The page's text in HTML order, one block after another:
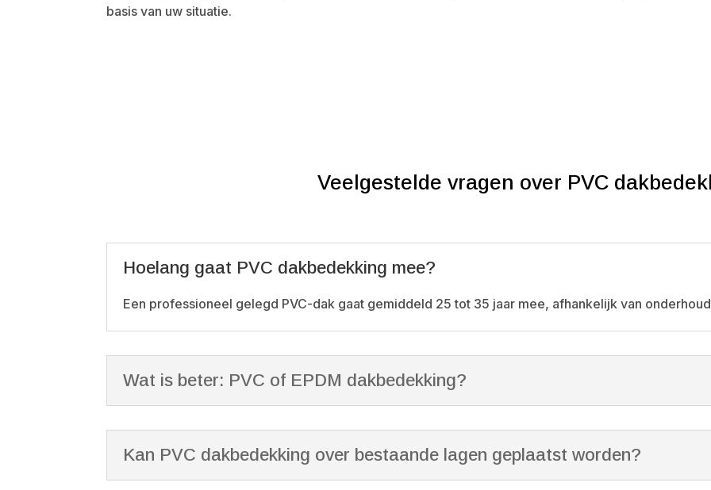
basis van uw situatie.
Veelgestelde vragen over PVC
Hoelang gaat PVC dakbedekking mee?
Een professioneel gelegd PVC-dak gaat gemiddeld 25 tot 35 jaar mee, afhankelijk van
Wat is beter: PVC of EPDM dakbedekking?
Kan PVC dakbedekking over bestaande lagen geplaatst worden?